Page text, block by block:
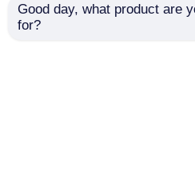
앵귤러 콘택트 볼 베어링
섬유 복합기술의 섬유
Good day, what product are
for?